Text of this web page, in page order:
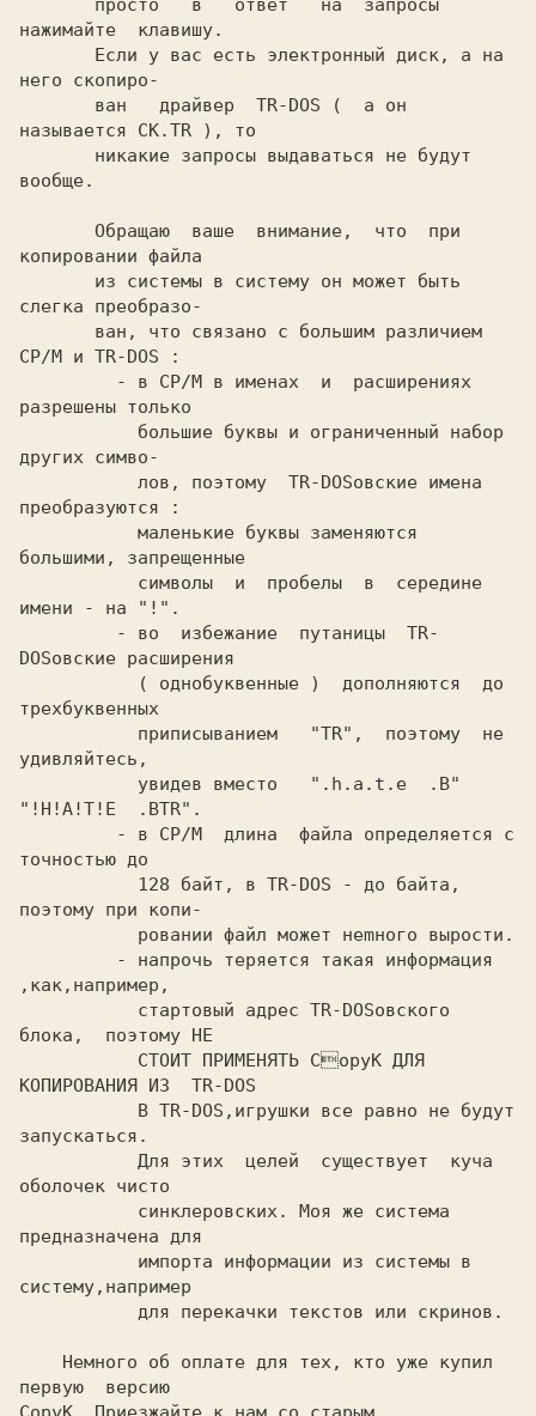
нажимайте  клавишу.
него скопиро-
называется CK.TR ), то
вообще.
копировании файла
слегка преобразо-
CP/M и TR-DOS :
разрешены только
других симво-
преобразуются :
большими, запрещенные
имени - на "!".
DOSовские расширения
трехбуквенных
удивляйтесь,
"!H!A!T!E  .BTR".
точностью до
поэтому при копи-
,как,например,
блока,  поэтому НЕ
КОПИРОВАНИЯ ИЗ  TR-DOS
запускаться.
оболочек чисто
предназначена для
систему,например
первую  версию